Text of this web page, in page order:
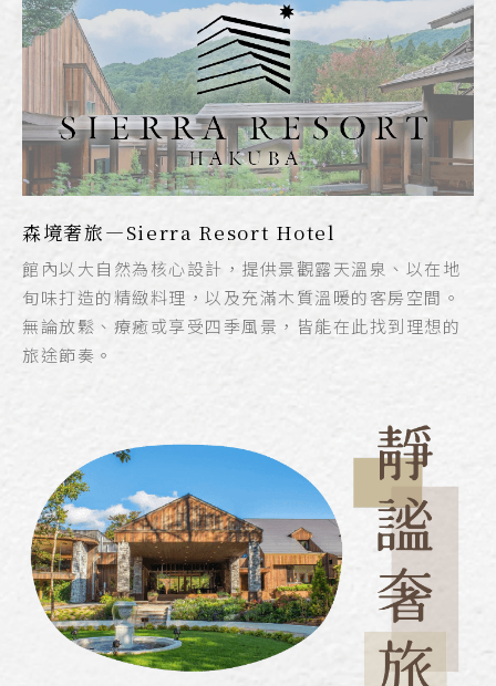
森境奢旅—Sierra Resort Hotel
館內以大自然為核心設計，提供景觀露天溫泉、以在地
旬味打造的精緻料理，以及充滿木質溫暖的客房空間。
無論放鬆、療癒或享受四季風景，皆能在此找到理想的
旅途節奏。